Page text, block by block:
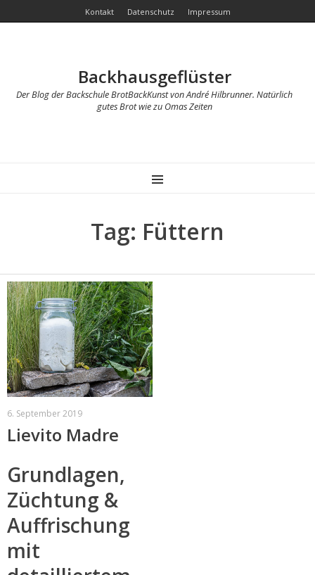
Kontakt Datenschutz Impressum
Backhausgeflüster
Der Blog der Backschule BrotBackKunst von André Hilbrunner. Natürlich
gutes Brot wie zu Omas Zeiten
MENU
Tag: Füttern
6. September 2019
Lievito Madre
Grundlagen,
Züchtung &
Auffrischung
mit